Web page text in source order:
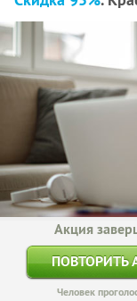
Акция
ПОВТОРИТЬ
Человек